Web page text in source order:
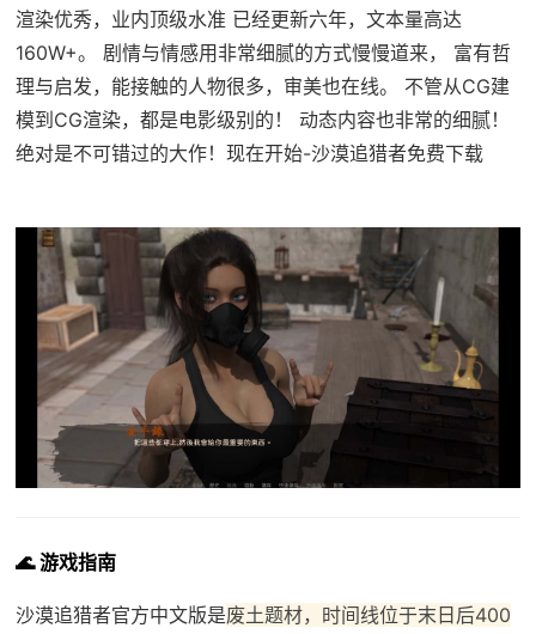
渲染优秀，业内顶级水准 已经更新六年，文本量高达
160W+。 剧情与情感用非常细腻的方式慢慢道来， 富有哲
理与启发，能接触的人物很多，审美也在线。 不管从CG建
模到CG渲染，都是电影级别的！ 动态内容也非常的细腻！
绝对是不可错过的大作！现在开始-沙漠追猎者免费下载
🌊 游戏指南
沙漠追猎者官方中文版是废土题材，时间线位于末日后400